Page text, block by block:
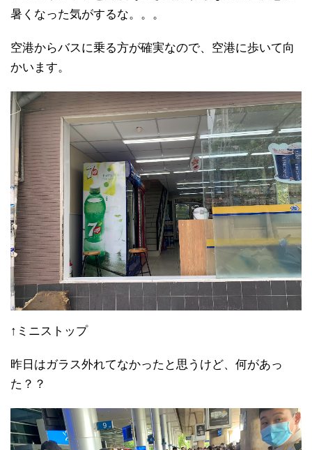
暑くなった気がするな。。。
空港からバスに乗る方が確実なので、空港に歩いて向
かいます。
↑ミニストップ
昨日はガラス外れてなかったと思うけど、何があっ
た？？